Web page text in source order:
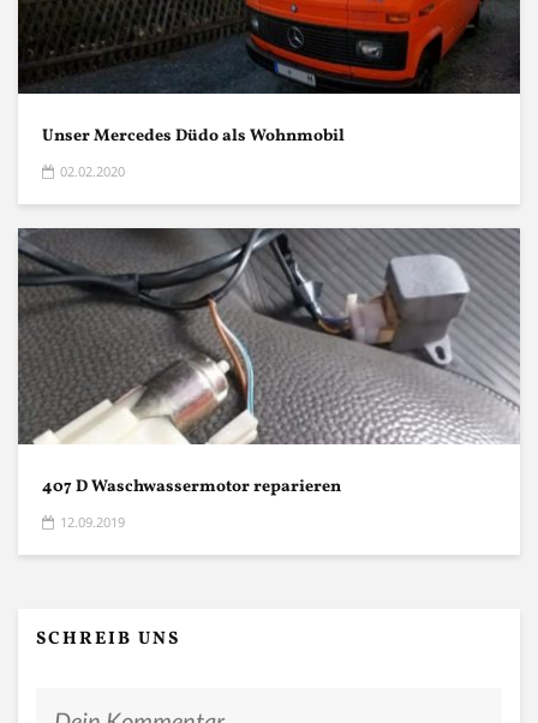
Unser Mercedes Düdo als Wohnmobil
02.02.2020
407 D Waschwassermotor reparieren
12.09.2019
SCHREIB UNS